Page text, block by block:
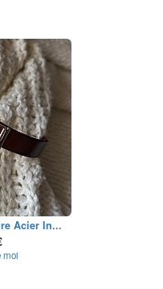
Acier In...
moi